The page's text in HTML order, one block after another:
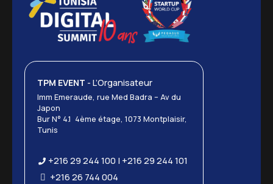
TPM EVENT - L’Organisateur
Imm Emeraude, rue Med Badra – Av du
Japon
Bur N° 4.1 4ème étage, 1073 Montplaisir,
Tunis
+216 29 244 100 | +216 29 244 101
+216 26 744 004